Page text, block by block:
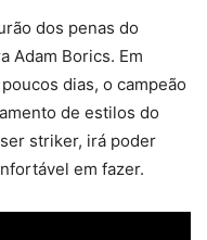
dos penas do
Adam Borics. Em
dias, o campeão
de estilos do
striker, irá poder
em fazer.